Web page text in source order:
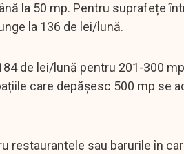
la 50 mp. Pentru suprafețe
la 136 de lei/lună.
de lei/lună pentru 201-300
care depășesc 500 mp se
restaurantele sau barurile în